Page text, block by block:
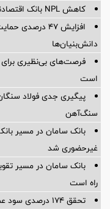
کاهش NPL بانک اقتصادنوین به پایین‌ترین رقم
افزایش ۴۷
دانش‌بنیان‌ها
فرصت‌های بی‌نظیری
است
پیگیری جدی فولاد
سنگ‌آهن
غیرحضوری شد
بانک سامان در مسیر
راه است
تحقق ۱۷۴ درصدی سود عملیاتی فن‌آوران